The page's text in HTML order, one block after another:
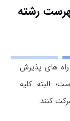
رشته
های پذیرش
البته کلیه
کنند.